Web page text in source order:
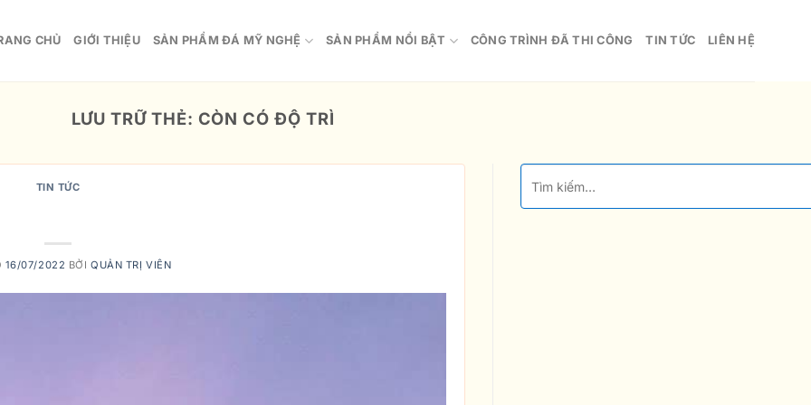
CHỦ GIỚI THIỆU SẢN PHẨM ĐÁ MỸ NGHỆ SẢN PHẨM NỔI BẬT CÔNG TRÌNH ĐÃ THI CÔNG TIN TỨC LIÊN HỆ
LƯU TRỮ THẺ: CÒN CÓ ĐỘ TRÌ
TIN TỨC
16/07/2022 BỞIQUẢN TRỊ VIÊN